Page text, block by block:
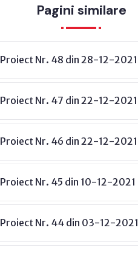
Pagini similare
Proiect Nr. 48 din 28-12-2021
Proiect Nr. 47 din 22-12-2021
Proiect Nr. 46 din 22-12-2021
Proiect Nr. 45 din 10-12-2021
Proiect Nr. 44 din 03-12-2021